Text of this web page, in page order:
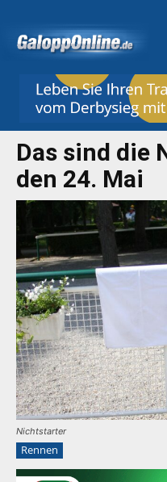
Das sind die
den 24. Mai
Nichtstarter
Rennen